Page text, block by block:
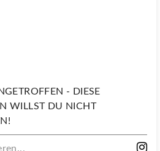
- DIESE
DU NICHT